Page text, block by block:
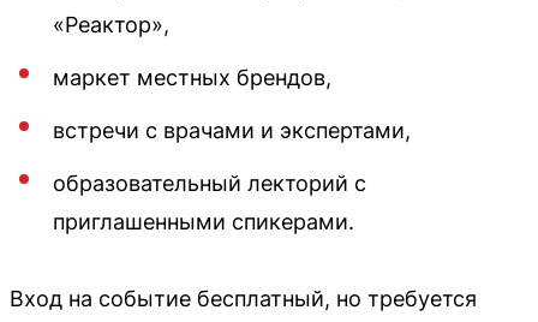
«Реактор»,
маркет местных брендов,
встречи с врачами и экспертами,
образовательный лекторий с
приглашенными спикерами.
Вход на событие бесплатный, но требуется